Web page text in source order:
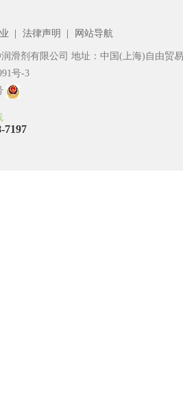
法律声明 网站导航
滑剂有限公司 地址：中国(上海)自由贸
号-3
7197